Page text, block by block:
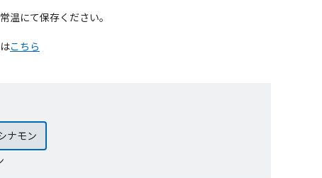
温にて保存ください。
ナモン
こちら